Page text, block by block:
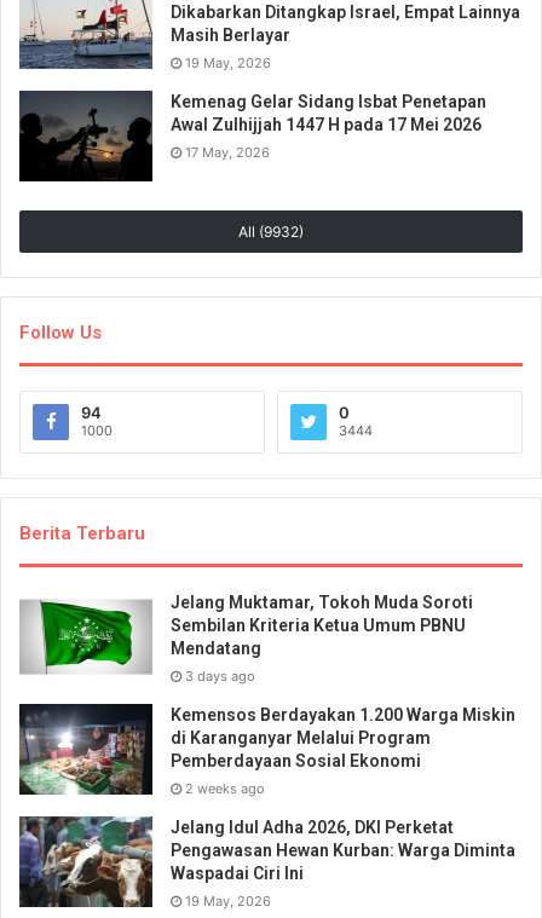
Dikabarkan Ditangkap Israel, Empat Lainnya
Masih Berlayar
19 May, 2026
Kemenag Gelar Sidang Isbat Penetapan
Awal Zulhijjah 1447 H pada 17 Mei 2026
17 May, 2026
All (9932)
Follow Us
94
1000
0
3444
Berita Terbaru
Jelang Muktamar, Tokoh Muda Soroti
Sembilan Kriteria Ketua Umum PBNU
Mendatang
3 days ago
Kemensos Berdayakan 1.200 Warga Miskin
di Karanganyar Melalui Program
Pemberdayaan Sosial Ekonomi
2 weeks ago
Jelang Idul Adha 2026, DKI Perketat
Pengawasan Hewan Kurban: Warga Diminta
Waspadai Ciri Ini
19 May, 2026